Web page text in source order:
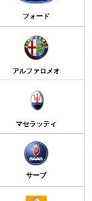
フォード
アルファロメオ
マセラッティ
サーブ